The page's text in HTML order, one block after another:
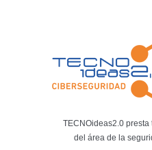
TECNOideas2.0
del área de la
BLOG
Noticias